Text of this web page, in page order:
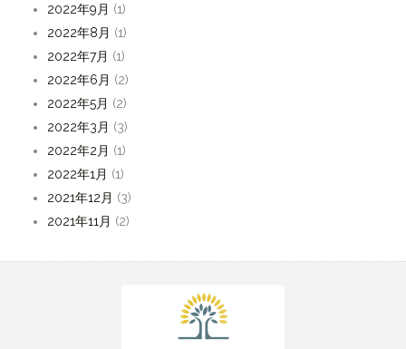
2022年9月 (1)
2022年8月 (1)
2022年7月 (1)
2022年6月 (2)
2022年5月 (2)
2022年3月 (3)
2022年2月 (1)
2022年1月 (1)
2021年12月 (3)
2021年11月 (2)